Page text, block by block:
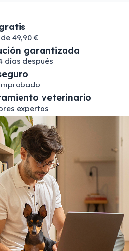
49,90 €
garantizada
días después
veterinario
expertos
Search products